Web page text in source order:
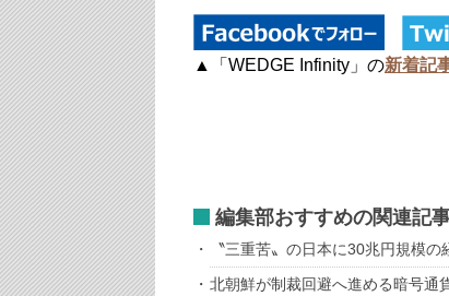
▲「WEDGE Infinity」の新着記
編集部おすすめの関連記
〝三重苦〟の日本に30兆円規模の
北朝鮮が制裁回避へ進める暗号通